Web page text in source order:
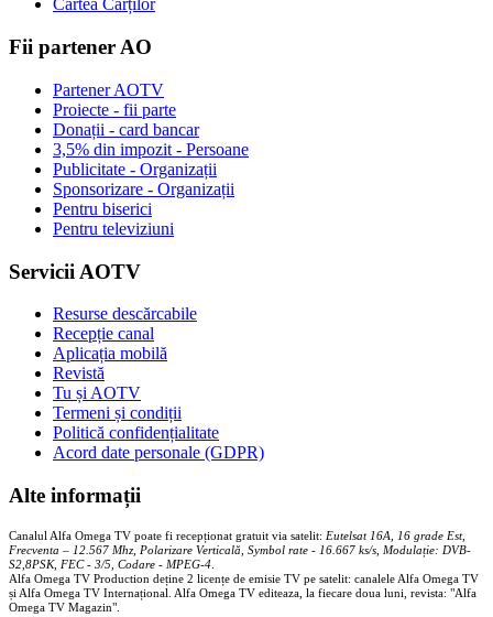
Cartea Cărților
Fii partener AO
Partener AOTV
Proiecte - fii parte
Donații - card bancar
3,5% din impozit - Persoane
Publicitate - Organizații
Sponsorizare - Organizații
Pentru biserici
Pentru televiziuni
Servicii AOTV
Resurse descărcabile
Recepție canal
Aplicația mobilă
Revistă
Tu și AOTV
Termeni și condiții
Politică confidențialitate
Acord date personale (GDPR)
Alte informații
Canalul Alfa Omega TV poate fi recepționat gratuit via satelit: Eutelsat 16A, 16 grade Est,
Frecventa – 12.567 Mhz, Polarizare Verticală, Symbol rate - 16.667 ks/s, Modulație: DVB-
S2,8PSK, FEC - 3/5, Codare - MPEG-4
Alfa Omega TV Production deține 2 licențe de emisie TV pe satelit: canalele Alfa Omega TV
și Alfa Omega TV Internațional. Alfa Omega TV editeaza, la fiecare doua luni, revista: "Alfa
Omega TV Magazin".